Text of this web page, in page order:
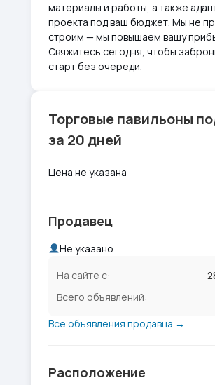
материалы и работы, а также
проекта под ваш бюджет. Мы не
строим — мы повышаем вашу
Свяжитесь сегодня, чтобы
старт без очереди.
Торговые павильоны
за 20 дней
Цена не указана
Продавец
Не указано
На сайте с:
Всего объявлений:
Все объявления продавца →
Расположение